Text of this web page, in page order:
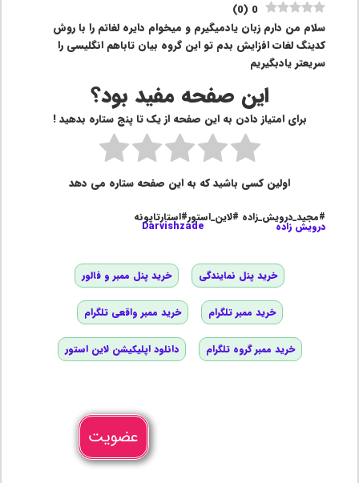
0
(
0
)
سلام من دارم زبان یادمیگیرم و میخوام دایره لغاتم را با روش
کدینگ لغات افزایش بدم تو این گروه بیان تاباهم انگلیسی را
سریعتر یادبگیریم
این صفحه مفید بود؟
برای امتیاز دادن به این صفحه از یک تا پنج ستاره بدهید !
اولین کسی باشید که به این صفحه ستاره می دهد
#مجید_درویش_زاده #لاین_استور#استارتاپونه
درویش زاده Darvishzade
خرید پنل نمایندگی خرید پنل ممبر و فالور
خرید ممبر تلگرام خرید ممبر واقعی تلگرام
خرید ممبر گروه تلگرام دانلود اپلیکیشن لاین استور
عضویت